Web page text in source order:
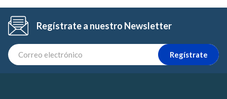
Regístrate a nuestro Newsletter
Regístrate